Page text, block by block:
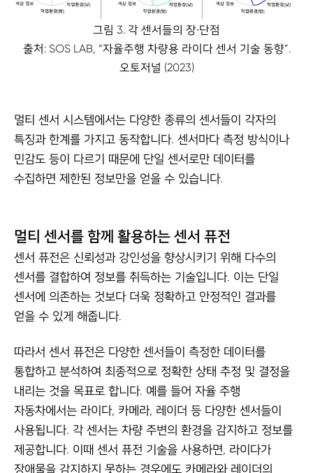
그림 3. 각 센서들의 장∙단점
출처: SOS LAB, “자율주행 차량용 라이다 센서 기술 동향”.
오토저널 (2023)
멀티 센서 시스템에서는 다양한 종류의 센서들이 각자의
특징과 한계를 가지고 동작합니다. 센서마다 측정 방식이나
민감도 등이 다르기 때문에 단일 센서로만 데이터를
수집하면 제한된 정보만을 얻을 수 있습니다.
멀티 센서를 함께 활용하는 센서 퓨전
센서 퓨전은 신뢰성과 강인성을 향상시키기 위해 다수의
센서를 결합하여 정보를 취득하는 기술입니다. 이는 단일
센서에 의존하는 것보다 더욱 정확하고 안정적인 결과를
얻을 수 있게 해줍니다.
따라서 센서 퓨전은 다양한 센서들이 측정한 데이터를
통합하고 분석하여 최종적으로 정확한 상태 추정 및 결정을
내리는 것을 목표로 합니다. 예를 들어 자율 주행
자동차에서는 라이다, 카메라, 레이더 등 다양한 센서들이
사용됩니다. 각 센서는 차량 주변의 환경을 감지하고 정보를
제공합니다. 이때 센서 퓨전 기술을 사용하면, 라이다가
장애물을 감지하지 못하는 경우에도 카메라와 레이더의